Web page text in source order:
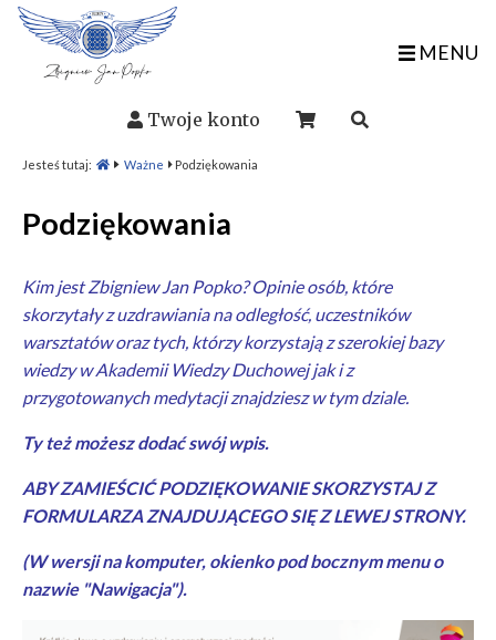
MENU
Twoje konto
Jesteś tutaj: Ważne Podziękowania
Podziękowania
Kim jest Zbigniew Jan Popko? Opinie osób, które
skorzytały zuzdrawiania na odległość, uczestników
warsztatóworaz tych, którzy korzystają z szerokiej bazy
wiedzy wAkademii Wiedzy Duchowejjak i z
przygotowanychmedytacjiznajdziesz w tym dziale.
Ty też możesz dodać swój wpis.
ABY ZAMIEŚCIĆ PODZIĘKOWANIE SKORZYSTAJ Z
FORMULARZA ZNAJDUJĄCEGO SIĘ Z LEWEJ STRONY.
(W wersji na komputer, okienko pod bocznym menu o
nazwie "Nawigacja").